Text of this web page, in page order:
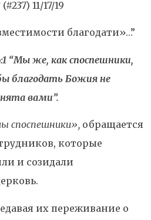
11/17/19
благодати»…”
“Мы же, как споспешники,
благодать Божия не
вами”.
споспешники», обращается
которые
и созидали
их переживание о